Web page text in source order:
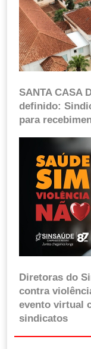
SANTA CASA
definido:
para
Diretoras do
contra
evento virtual
sindicatos